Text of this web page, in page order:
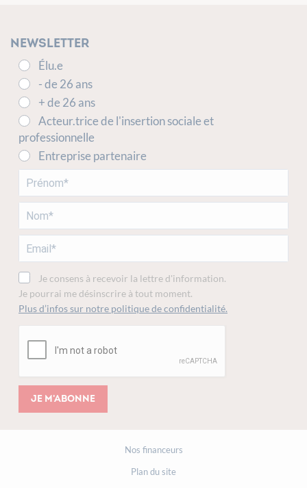
Newsletter
Élu.e
- de 26 ans
+ de 26 ans
Acteur.trice de l'insertion sociale et
professionnelle
Entreprise partenaire
Je consens à recevoir la lettre d'information.
Je pourrai me désinscrire à tout moment.
Plus d’infos sur notre politique de confidentialité.
Je m'abonne
Nos financeurs
Plan du site